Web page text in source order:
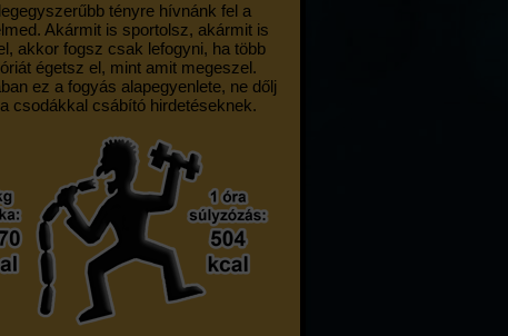
tényre hívnánk fel a
Akármit is sportolsz, akármit is
akkor fogsz csak lefogyni, ha több
égetsz el, mint amit megeszel.
ez a fogyás alapegyenlete, ne dőlj
csodákkal csábító hirdetéseknek.